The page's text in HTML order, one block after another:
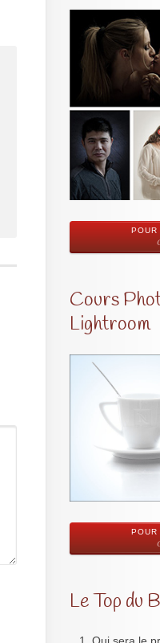
Cours
Lightroom
Le Top du